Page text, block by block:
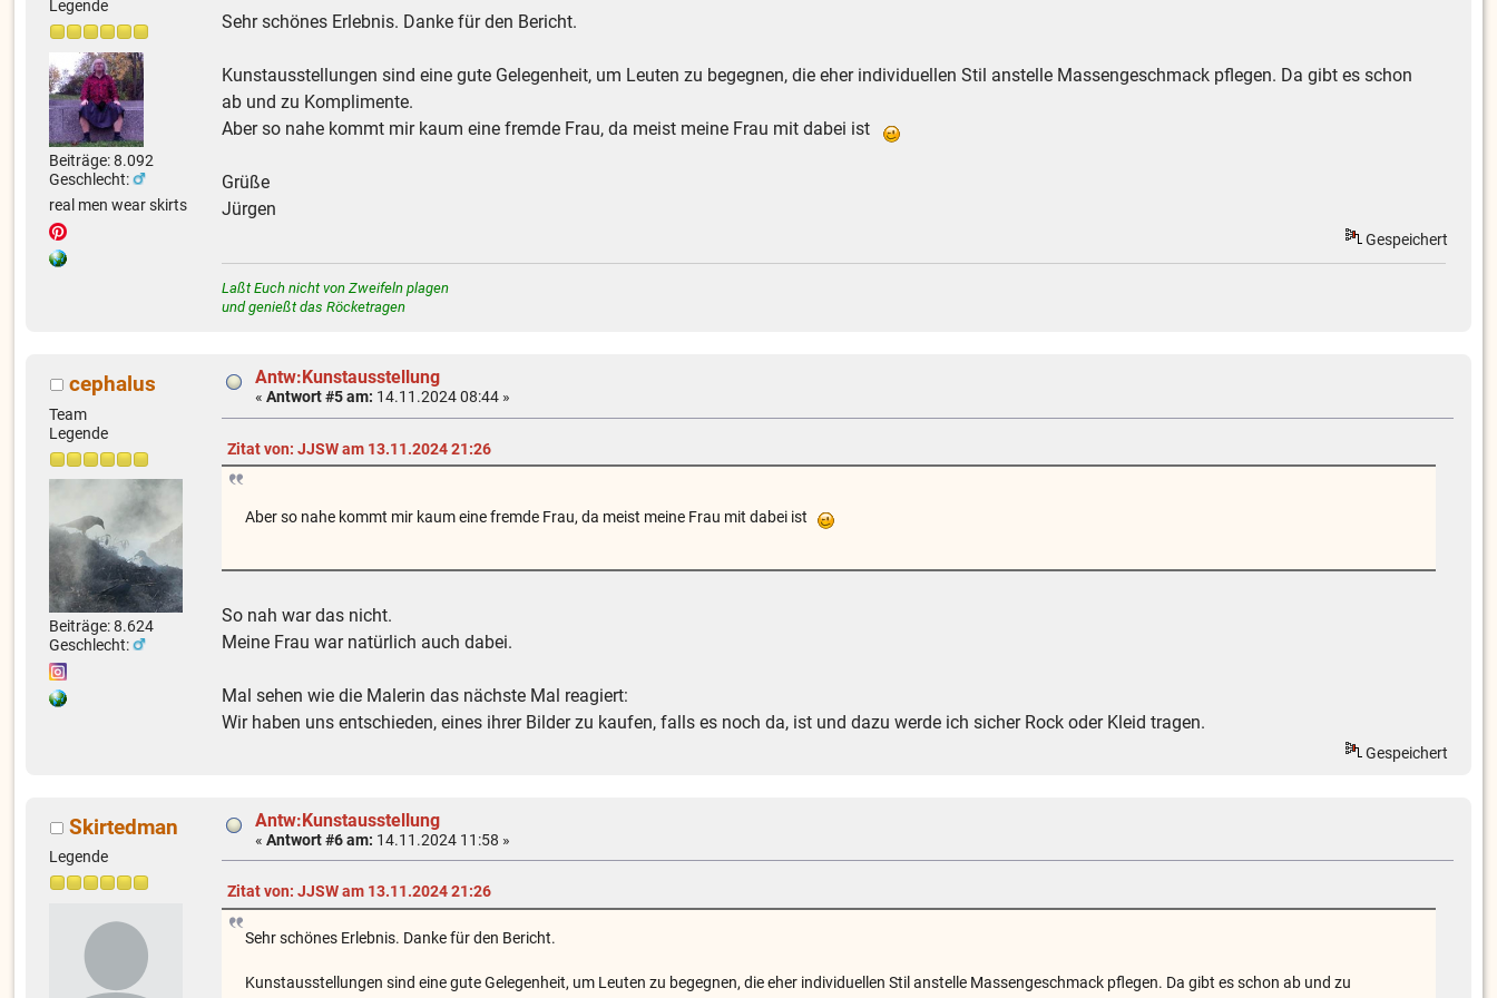
Legende
Beiträge: 8.092
Geschlecht:
real men wear skirts
Sehr schönes Erlebnis. Danke für den Bericht.
Kunstausstellungen sind eine gute Gelegenheit, um Leuten zu begegnen, die eher individuellen Stil anstelle Massengeschmack pflegen. Da gibt es schon
ab und zu Komplimente.
Aber so nahe kommt mir kaum eine fremde Frau, da meist meine Frau mit dabei ist
Grüße
Jürgen
Gespeichert
Laßt Euch nicht von Zweifeln plagen
und genießt das Röcketragen
cephalus
Team
Legende
Beiträge: 8.624
Geschlecht:
Antw:Kunstausstellung
«Antwort #5 am: 14.11.2024 08:44 »
Zitat von: JJSW am 13.11.2024 21:26
Aber so nahe kommt mir kaum eine fremde Frau, da meist meine Frau mit dabei ist
So nah war das nicht.
Meine Frau war natürlich auch dabei.
Mal sehen wie die Malerin das nächste Mal reagiert:
Wir haben uns entschieden, eines ihrer Bilder zu kaufen, falls es noch da, ist und dazu werde ich sicher Rock oder Kleid tragen.
Gespeichert
Skirtedman
Legende
Antw:Kunstausstellung
«Antwort #6 am: 14.11.2024 11:58 »
Zitat von: JJSW am 13.11.2024 21:26
Sehr schönes Erlebnis. Danke für den Bericht.
Kunstausstellungen sind eine gute Gelegenheit, um Leuten zu begegnen, die eher individuellen Stil anstelle Massengeschmack pflegen. Da gibt es schon ab und zu